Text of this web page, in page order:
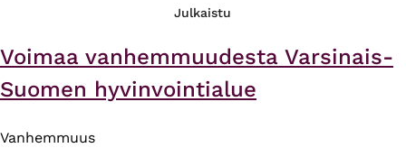
Julkaistu
Voimaa vanhemmuudesta Varsinais-
Suomen hyvinvointialue
Vanhemmuus